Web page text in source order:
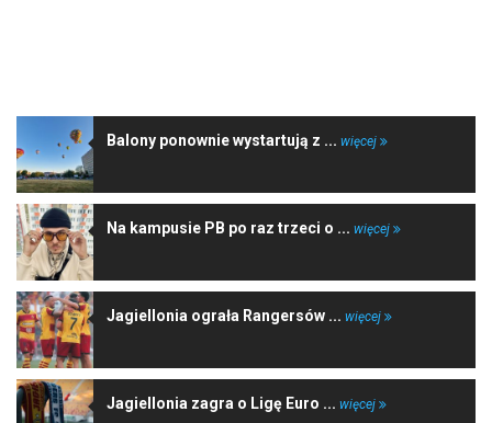
Balony ponownie wystartują z ... więcej
Na kampusie PB po raz trzeci o ... więcej
Jagiellonia ograła Rangersów ... więcej
Jagiellonia zagra o Ligę Euro ... więcej